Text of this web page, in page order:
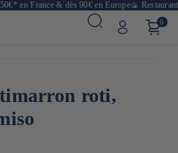
en France & dès 90€ en Europe🍙
0
roti,